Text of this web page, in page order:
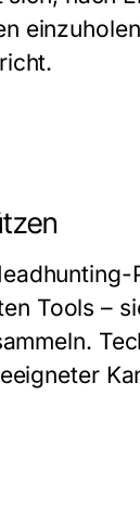
Tools –